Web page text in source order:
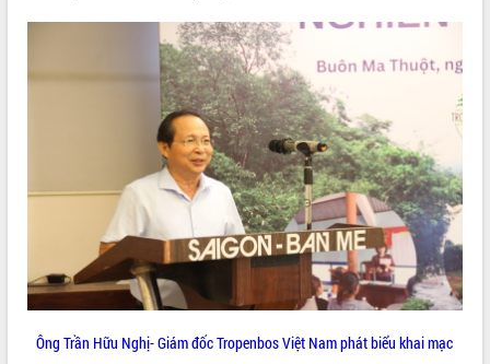
Ông Trần Hữu Nghị- Giám đốc Tropenbos Việt Nam phát biểu khai mạc